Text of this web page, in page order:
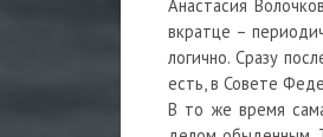
Анастасия
вкратце –
логично. Сразу
есть, в Совете
В то же время